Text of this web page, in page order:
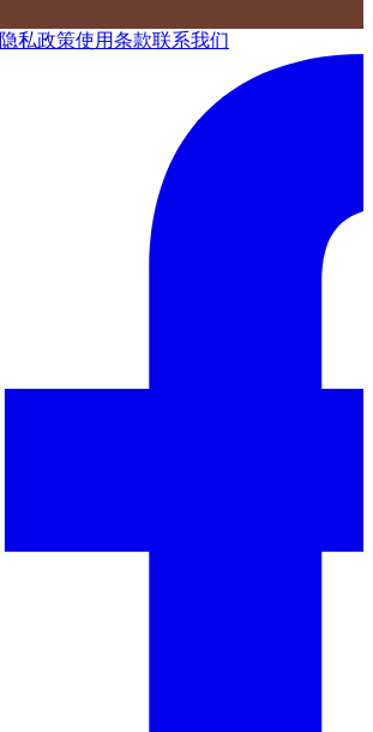
隐私政策使用条款联系我们